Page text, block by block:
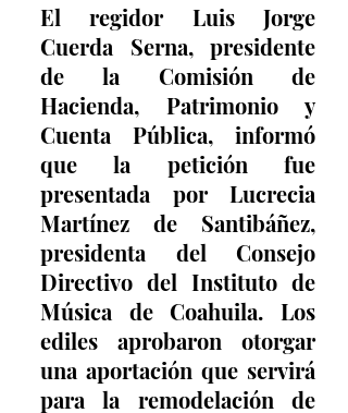
El regidor Luis Jorge
Cuerda Serna, presidente
de la Comisión de
Hacienda, Patrimonio y
Cuenta Pública, informó
que la petición fue
presentada por Lucrecia
Martínez de Santibáñez,
presidenta del Consejo
Directivo del Instituto de
Música de Coahuila. Los
ediles aprobaron otorgar
una aportación que servirá
para la remodelación de